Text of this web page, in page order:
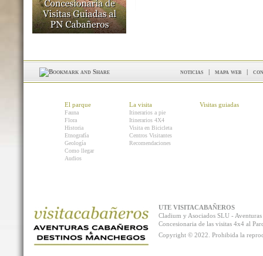
noticias | mapa web |
El parque
Fauna
Flora
Historia
Etnografía
Geología
Como llegar
Audios
La visita
Itinerarios a pie
Itinerarios 4X4
Visita en Bicicleta
Centros Visitantes
Recomendaciones
Visitas guiadas
UTE VISITACABAÑEROS
Cladium y Asociados SLU -
Concesionaria de las visitas 4x4 al
Copyright © 2022. Prohibida la